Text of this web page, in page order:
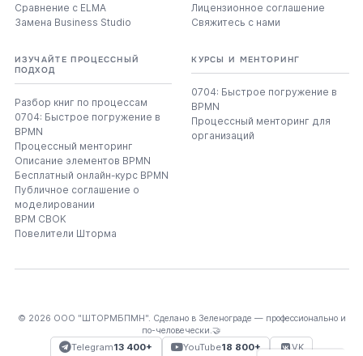
Сравнение с ELMA
Замена Business Studio
Лицензионное соглашение
Свяжитесь с нами
ИЗУЧАЙТЕ ПРОЦЕССНЫЙ
ПОДХОД
Разбор книг по процессам
0704: Быстрое погружение в
BPMN
Процессный менторинг
Описание элементов BPMN
Бесплатный онлайн-курс BPMN
Публичное соглашение о
моделировании
BPM CBOK
Повелители Шторма
КУРСЫ И МЕНТОРИНГ
0704: Быстрое погружение в
BPMN
Процессный менторинг для
организаций
© 2026 ООО "ШТОРМБПМН". Сделано в Зеленограде — профессионально и
по-человечески.🤝
Telegram13 400+ YouTube18 800+ VK